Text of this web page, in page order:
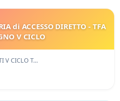
di ACCESSO DIRETTO - TFA
V CICLO
V CICLO T…